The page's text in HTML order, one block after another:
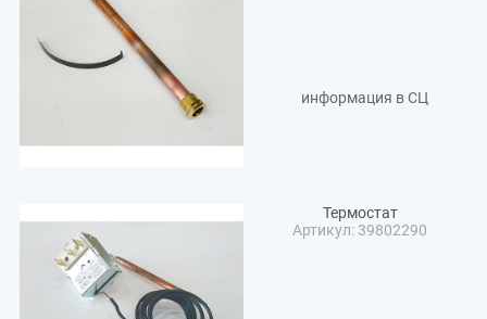
информация в СЦ
Термостат
Артикул: 39802290